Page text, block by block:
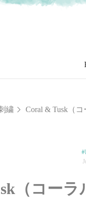
繍
Coral & Tusk（
（コー